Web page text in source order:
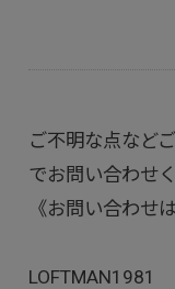
ご不明な点など
でお問い合わせ
《お問い合わせ
LOFTMAN1981